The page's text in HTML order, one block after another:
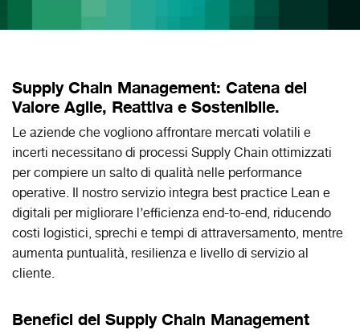
Supply Chain Management: Catena del
Valore Agile, Reattiva e Sostenibile.
Le aziende che vogliono affrontare mercati volatili e
incerti necessitano di processi Supply Chain ottimizzati
per compiere un salto di qualità nelle performance
operative. Il nostro servizio integra best practice Lean e
digitali per migliorare l’efficienza end-to-end, riducendo
costi logistici, sprechi e tempi di attraversamento, mentre
aumenta puntualità, resilienza e livello di servizio al
cliente.
Benefici del Supply Chain Management